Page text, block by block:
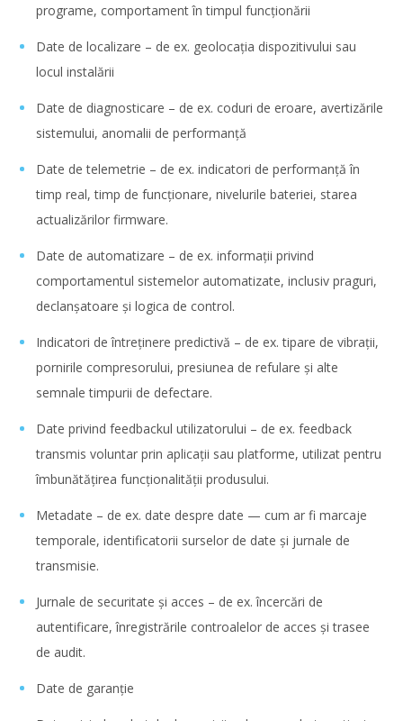
programe, comportament în timpul funcționării
Date de localizare – de ex. geolocația dispozitivului sau
locul instalării
Date de diagnosticare – de ex. coduri de eroare, avertizările
sistemului, anomalii de performanță
Date de telemetrie – de ex. indicatori de performanță în
timp real, timp de funcționare, nivelurile bateriei, starea
actualizărilor firmware.
Date de automatizare – de ex. informații privind
comportamentul sistemelor automatizate, inclusiv praguri,
declanșatoare și logica de control.
Indicatori de întreținere predictivă – de ex. tipare de vibrații,
pornirile compresorului, presiunea de refulare și alte
semnale timpurii de defectare.
Date privind feedbackul utilizatorului – de ex. feedback
transmis voluntar prin aplicații sau platforme, utilizat pentru
îmbunătățirea funcționalității produsului.
Metadate – de ex. date despre date — cum ar fi marcaje
temporale, identificatorii surselor de date și jurnale de
transmisie.
Jurnale de securitate și acces – de ex. încercări de
autentificare, înregistrările controalelor de acces și trasee
de audit.
Date de garanție